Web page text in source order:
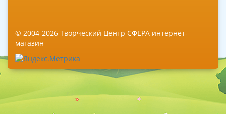
© 2004-2026 Творческий Центр СФЕРА интернет-
магазин